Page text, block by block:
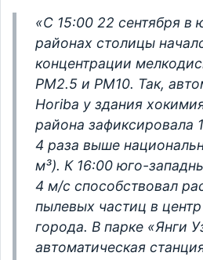
«С 15:00 22 сентября в
районах столицы
концентрации
PM2.5 и PM10. Так,
Horiba у здания
района зафиксировала
4 раза выше
м³). К 16:00 юго-
4 м/с способствовал
пылевых частиц в
города. В парке «Янги
автоматическая